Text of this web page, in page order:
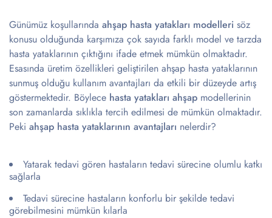
Günümüz koşullarında ahşap hasta yatakları modelleri söz
konusu olduğunda karşımıza çok sayıda farklı model ve tarzda
hasta yataklarının çıktığını ifade etmek mümkün olmaktadır.
Esasında üretim özellikleri geliştirilen ahşap hasta yataklarının
sunmuş olduğu kullanım avantajları da etkili bir düzeyde artış
göstermektedir. Böylece hasta yatakları ahşap modellerinin
son zamanlarda sıklıkla tercih edilmesi de mümkün olmaktadır.
Peki ahşap hasta yataklarının avantajları nelerdir?
Yatarak tedavi gören hastaların tedavi sürecine olumlu katkı
sağlarla
Tedavi sürecine hastaların konforlu bir şekilde tedavi
görebilmesini mümkün kılarla